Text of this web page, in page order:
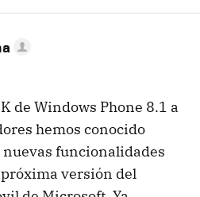
de Windows Phone 8.1 a
hemos conocido
nuevas funcionalidades
versión del